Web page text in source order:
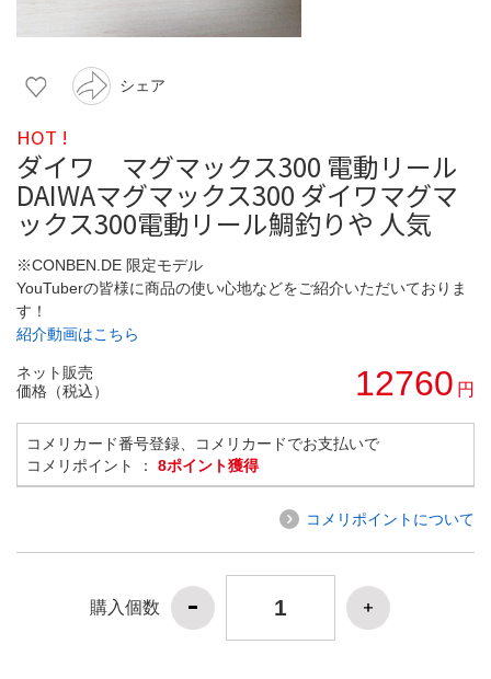
シェア
HOT !
ダイワ マグマックス300 電動リール
DAIWAマグマックス300 ダイワマグマ
ックス300電動リール鯛釣りや 人気
※CONBEN.DE 限定モデル
YouTuberの皆様に商品の使い心地などをご紹介いただいておりま
す！
紹介動画はこちら
ネット販売
価格（税込）
12760 円
コメリカード番号登録、コメリカードでお支払いで
コメリポイント ： 8ポイント獲得
コメリポイントについて
購入個数